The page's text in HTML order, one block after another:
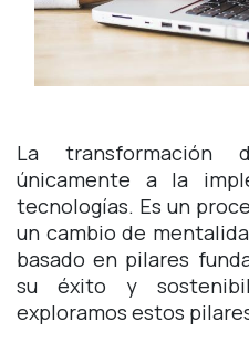
La
únicamente a la
tecnologías. Es un
un cambio de
basado en pilares
su éxito y
exploramos estos